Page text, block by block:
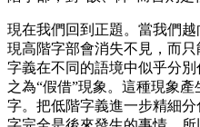
現在我們回到正題。當我們
現高階字部會消失不見，而
字義在不同的語境中似乎分
之為“假借”現象。這種現象
字。把低階字義進一步精細